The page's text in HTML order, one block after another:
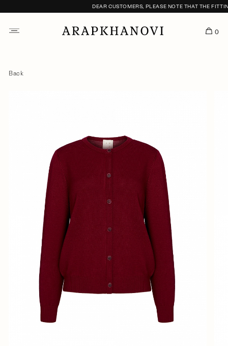
DEAR CUSTOMERS, PLEASE NOTE THAT THE
0
Back